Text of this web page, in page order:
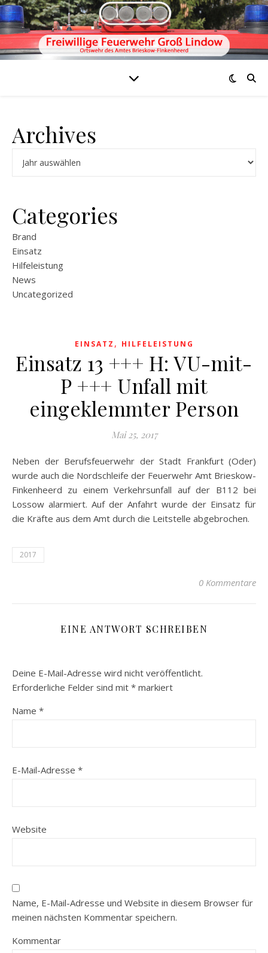
Archives
Categories
Brand
Einsatz
Hilfeleistung
News
Uncategorized
EINSATZ , HILFELEISTUNG
Einsatz 13 +++ H: VU-mit-
P +++ Unfall mit
eingeklemmter Person
Mai 25, 2017
Neben der Berufsfeuerwehr der Stadt Frankfurt (Oder)
wurde auch die Nordschleife der Feuerwehr Amt Brieskow-
Finkenheerd zu einem Verkehrsunfall auf der B112 bei
Lossow alarmiert. Auf der Anfahrt wurde der Einsatz für
die Kräfte aus dem Amt durch die Leitstelle abgebrochen.
2017
0 Kommentare
EINE ANTWORT SCHREIBEN
Deine E-Mail-Adresse wird nicht veröffentlicht.
Erforderliche Felder sind mit * markiert
Name *
E-Mail-Adresse *
Website
Name, E-Mail-Adresse und Website in diesem Browser für
meinen nächsten Kommentar speichern.
Kommentar